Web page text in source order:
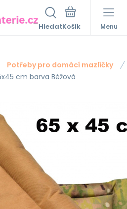
Hledat Menu
Potřeby pro domácí mazlíčky
cm barva Béžová